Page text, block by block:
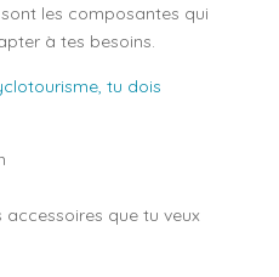
les composantes qui
à tes besoins.
tu dois
que tu veux